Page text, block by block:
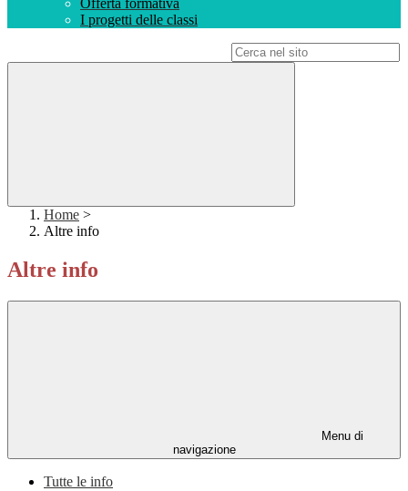
Offerta formativa
I progetti delle classi
Home >
Altre info
Altre info
Menu di
navigazione
Tutte le info